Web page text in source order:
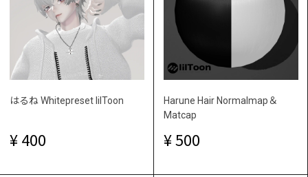
はるね Whitepreset lilToon
400
Harune Hair Normalmap＆
Matcap
500